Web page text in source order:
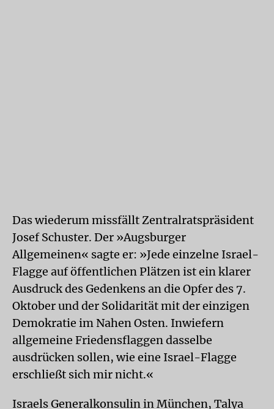
Das wiederum missfällt Zentralratspräsident
Josef Schuster. Der »Augsburger
Allgemeinen« sagte er: »Jede einzelne Israel-
Flagge auf öffentlichen Plätzen ist ein klarer
Ausdruck des Gedenkens an die Opfer des 7.
Oktober und der Solidarität mit der einzigen
Demokratie im Nahen Osten. Inwiefern
allgemeine Friedensflaggen dasselbe
ausdrücken sollen, wie eine Israel-Flagge
erschließt sich mir nicht.«
Israels Generalkonsulin in München, Talya